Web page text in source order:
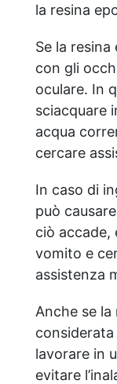
la resina
Se la
con gli
oculare. In
sciacquare
acqua
cercare
In caso di
può
ciò accade,
vomito e
assistenza
Anche se
lavorare in
evitare